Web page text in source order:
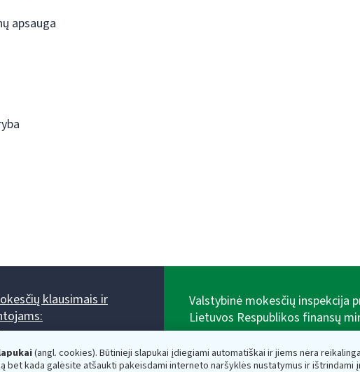
(angl. cookies). Būtinieji slapukai įdiegiami automatiškai ir jiems nėra
bet kada galėsite atšaukti pakeisdami interneto naršyklės nustatymus ir ištrindami
apsauga
klausimais ir
17.00, V 8.00-15.45.
valanda trumpiau.
Valstybinė mokesčių inspekcija
Lietuvos Respublikos finansų
adresas: Vasario 16-osios g. 14, 01107
el.paštas:vmi@vmi.lt, E. pristatymo dėžutės